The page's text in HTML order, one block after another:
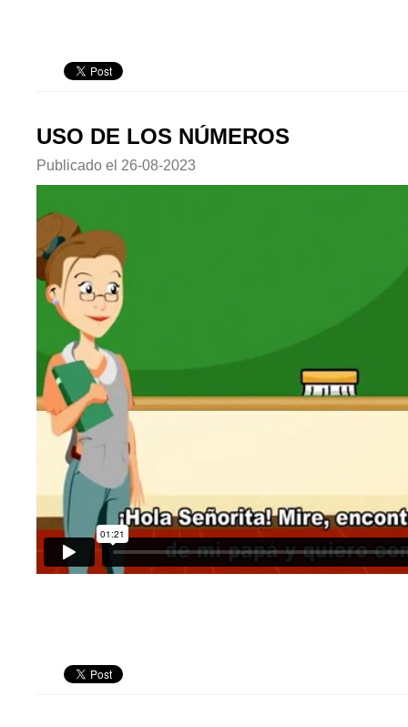
USO DE LOS NÚMEROS
Publicado el 26-08-2023